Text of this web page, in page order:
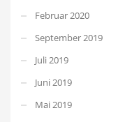
Februar 2020
September 2019
Juli 2019
Juni 2019
Mai 2019